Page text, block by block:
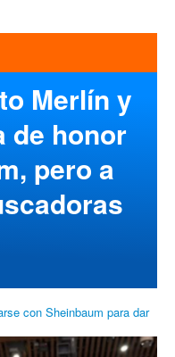
Merlín y
de honor
pero a
con Sheinbaum para dar